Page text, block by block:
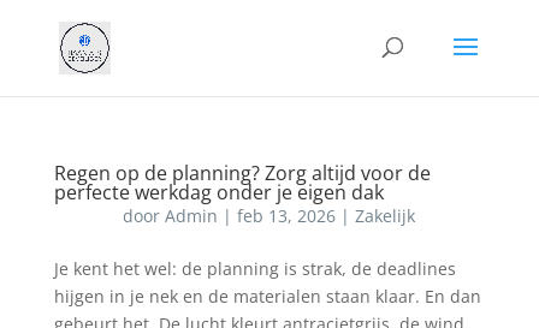
Regen op de planning? Zorg altijd voor de
perfecte werkdag onder je eigen dak
doorAdmin |feb 13, 2026 |Zakelijk
Je kent het wel: de planning is strak, de deadlines
hijgen in je nek en de materialen staan klaar. En dan